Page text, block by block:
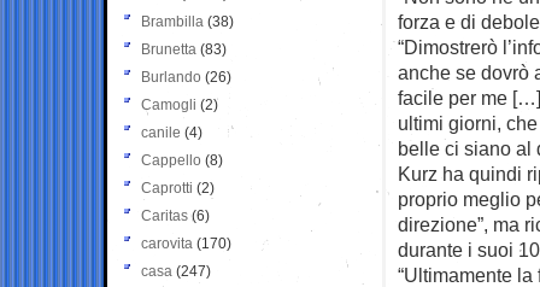
forza e di
“Dimostrerò
anche se dovrò
facile per me
ultimi giorni,
belle ci siano al
Kurz ha quindi
proprio meglio
direzione”, ma
durante i suoi
“Ultimamente la
Brambilla (38)
Brunetta (83)
Burlando (26)
Camogli (2)
canile (4)
Cappello (8)
Caprotti (2)
Caritas (6)
carovita (170)
casa (247)